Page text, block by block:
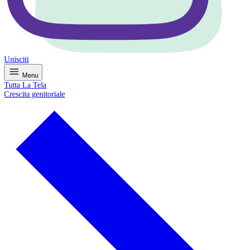
Unisciti
Menu
Tutta La Tela
Crescita genitoriale